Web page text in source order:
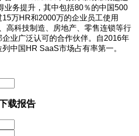
业务提升，其中包括80％的中国500
15万HR和2000万的企业员工使用
高科技制造、房地产、零售连锁等行
业广泛认可的合作伙伴。自2016年
列中国 HR SaaS市场占有率第一。
载报告